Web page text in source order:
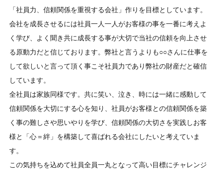
「社員力、信頼関係を重視する会社」作りを目標としています。
会社を成長させるには社員一人一人がお客様の事を一番に考えよ
く学び、よく聞き共に成長する事が大切で当社の信頼を向上させ
る原動力だと信じております。弊社と言うよりも○○さんに仕事を
して欲しいと言って頂く事こそ社員力であり弊社の財産だと確信
しています。
全社員は家族同様です。共に笑い、泣き、時には一緒に感動して
信頼関係を大切にする心を知り、社員がお客様との信頼関係を築
く事の難しさや思いやりを学び、信頼関係の大切さを実践しお客
様と「心＝絆」を構築して喜ばれる会社にしたいと考えていま
す。
この気持ちを込めて社員全員一丸となって高い目標にチャレンジ